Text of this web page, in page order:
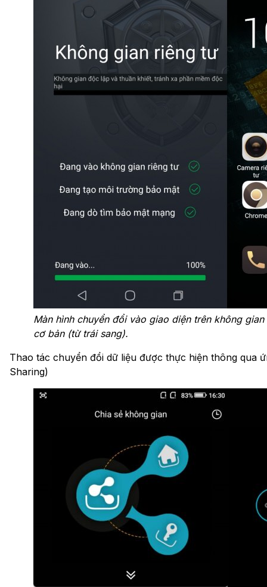
Màn hình chuyển đổi vào giao diện trên không
cơ bản (từ trái sang).
Thao tác chuyển đổi dữ liệu được thực hiện thông qua
Sharing)